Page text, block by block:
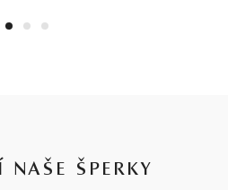
1 2 3
ŠPERKY